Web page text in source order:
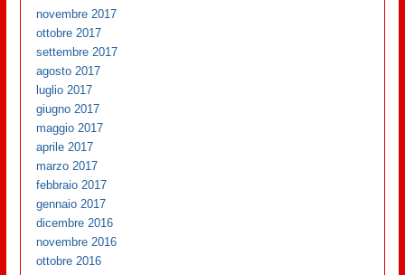
novembre 2017
ottobre 2017
settembre 2017
agosto 2017
luglio 2017
giugno 2017
maggio 2017
aprile 2017
marzo 2017
febbraio 2017
gennaio 2017
dicembre 2016
novembre 2016
ottobre 2016